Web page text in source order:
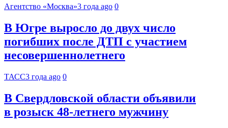
Агентство «Москва»3 года ago 0
В Югре выросло до двух число
погибших после ДТП с участием
несовершеннолетнего
ТАСС3 года ago 0
В Свердловской области объявили
в розыск 48-летнего мужчину